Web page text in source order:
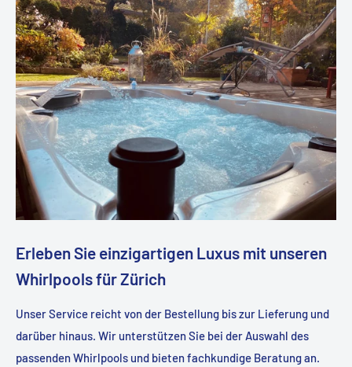
Erleben Sie einzigartigen Luxus mit unseren
Whirlpools für Zürich
Unser Service reicht von der Bestellung bis zur Lieferung und
darüber hinaus. Wir unterstützen Sie bei der Auswahl des
passenden Whirlpools und bieten fachkundige Beratung an.